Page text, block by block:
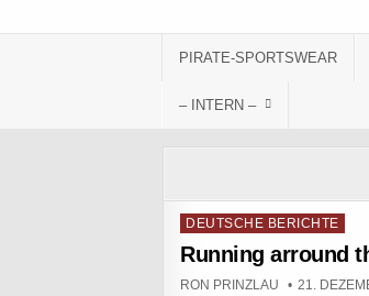
PIRATE-SPORTSWEAR
– INTERN –
Posted in
DEUTSCHE BERICHTE
Running arround
AUTHOR:
RON PRINZLAU 21.